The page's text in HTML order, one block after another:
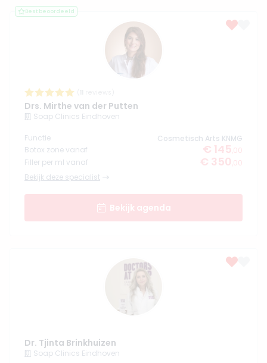
Best beoordeeld
Drs. Mirthe van der Putten
Soap Clinics Eindhoven
Functie
Cosmetisch Arts KNMG
Botox zone vanaf
€ 145 ,00
Filler per ml vanaf
€ 350 ,00
Bekijk deze specialist
Bekijk agenda
Dr. Tjinta Brinkhuizen
Soap Clinics Eindhoven